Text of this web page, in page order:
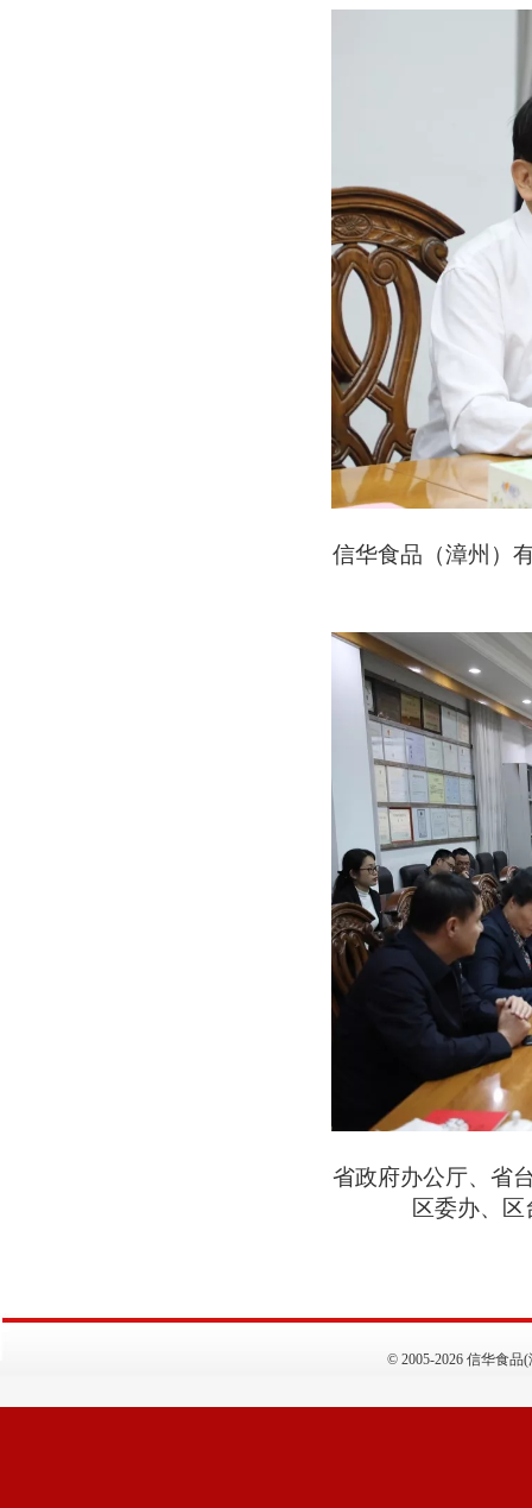
信华食品（漳州）
省政府办公厅、省
区委办、
©2005-2026 信华食品